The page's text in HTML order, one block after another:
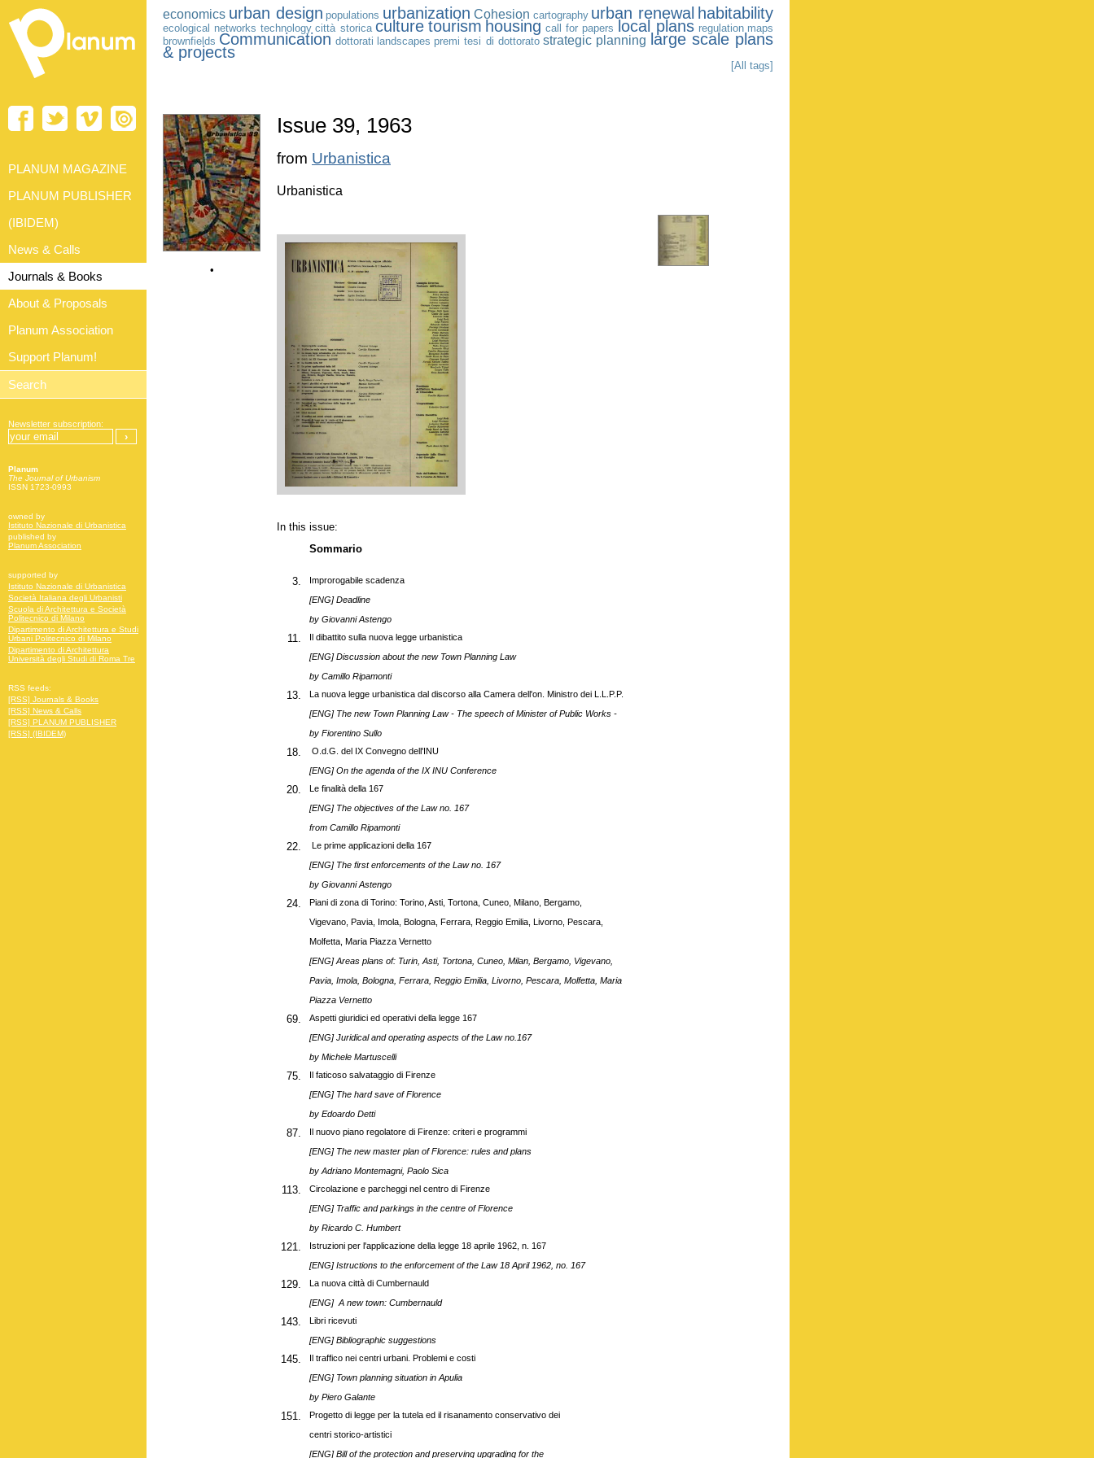
economics urban design populations urbanization Cohesion cartography urban renewal habitability
ecological networks technology città storica culture tourism housing call for papers local plans regulation maps
brownfields Communication dottorati landscapes premi tesi di dottorato strategic planning large scale plans
& projects
[All tags]
•
Issue 39, 1963
from Urbanistica
Urbanistica
In this issue:
Sommario
3.
Improrogabile scadenza
[ENG] Deadline
by Giovanni Astengo
11.
Il dibattito sulla nuova legge urbanistica
[ENG] Discussion about the new Town Planning Law
by Camillo Ripamonti
13.
La nuova legge urbanistica dal discorso alla Camera dell'on. Ministro dei L.L.P.P.
[ENG] The new Town Planning Law - The speech of Minister of Public Works -
by Fiorentino Sullo
18.
O.d.G. del IX Convegno dell'INU
[ENG] On the agenda of the IX INU Conference
20.
Le finalità della 167
[ENG] The objectives of the Law no. 167
from Camillo Ripamonti
22.
Le prime applicazioni della 167
[ENG] The first enforcements of the Law no. 167
by Giovanni Astengo
24.
Piani di zona di Torino: Torino, Asti, Tortona, Cuneo, Milano, Bergamo,
Vigevano, Pavia, Imola, Bologna, Ferrara, Reggio Emilia, Livorno, Pescara,
Molfetta, Maria Piazza Vernetto
[ENG] Areas plans of: Turin, Asti, Tortona, Cuneo, Milan, Bergamo, Vigevano,
Pavia, Imola, Bologna, Ferrara, Reggio Emilia, Livorno, Pescara, Molfetta, Maria
Piazza Vernetto
69.
Aspetti giuridici ed operativi della legge 167
[ENG] Juridical and operating aspects of the Law no.167
by Michele Martuscelli
75.
Il faticoso salvataggio di Firenze
[ENG] The hard save of Florence
by Edoardo Detti
87.
Il nuovo piano regolatore di Firenze: criteri e programmi
[ENG] The new master plan of Florence: rules and plans
by Adriano Montemagni, Paolo Sica
113.
Circolazione e parcheggi nel centro di Firenze
[ENG] Traffic and parkings in the centre of Florence
by Ricardo C. Humbert
121.
Istruzioni per l'applicazione della legge 18 aprile 1962, n. 167
[ENG] Istructions to the enforcement of the Law 18 April 1962, no. 167
129.
La nuova città di Cumbernauld
[ENG] A new town: Cumbernauld
143.
Libri ricevuti
[ENG] Bibliographic suggestions
145.
Il traffico nei centri urbani. Problemi e costi
[ENG] Town planning situation in Apulia
by Piero Galante
151.
Progetto di legge per la tutela ed il risanamento conservativo dei
centri storico-artistici
[ENG] Bill of the protection and preserving upgrading for the
PLANUM MAGAZINE
PLANUM PUBLISHER
(IBIDEM)
News & Calls
Journals & Books
About & Proposals
Planum Association
Support Planum!
Newsletter subscription:
Planum
The Journal of Urbanism
ISSN 1723-0993
owned by
Istituto Nazionale di Urbanistica
published by
Planum Association
supported by
Istituto Nazionale di Urbanistica
Società Italiana degli Urbanisti
Scuola di Architettura e Società
Politecnico di Milano
Dipartimento di Architettura e Studi
Urbani Politecnico di Milano
Dipartimento di Architettura
Università degli Studi di Roma Tre
RSS feeds:
[RSS] Journals & Books
[RSS] News & Calls
[RSS] PLANUM PUBLISHER
[RSS] (IBIDEM)